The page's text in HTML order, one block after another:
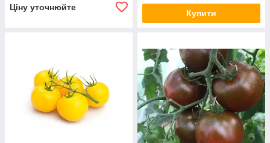
Ціну уточнюйте
Купити